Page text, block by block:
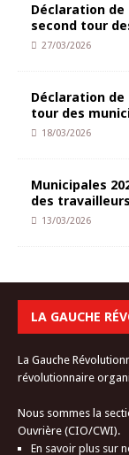
Déclaration de
second tour
27/03/2026
Déclaration de
tour des
18/03/2026
Municipales
des
13/03/2026
LA GAUCHE
La Gauche
révolutionnaire
Nous sommes la
Ouvrière (CIO/CWI).
En savoir plus sur